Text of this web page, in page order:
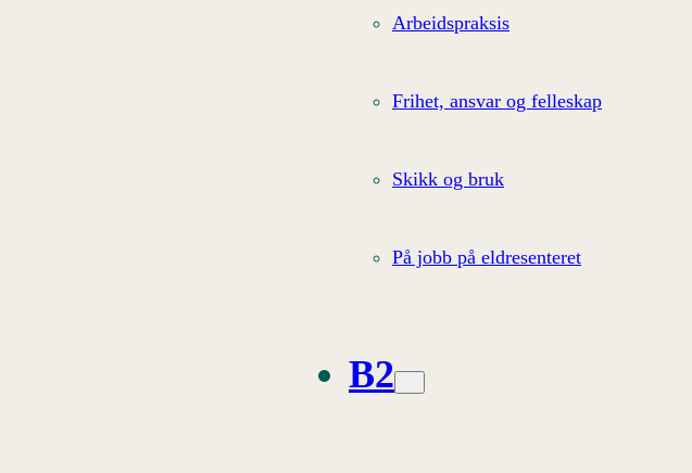
Arbeidspraksis
Frihet, ansvar og felleskap
Skikk og bruk
På jobb på eldresenteret
B2